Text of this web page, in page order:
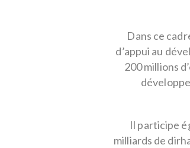
Dans ce
d’appui au
200 millions
Il participe
milliards de